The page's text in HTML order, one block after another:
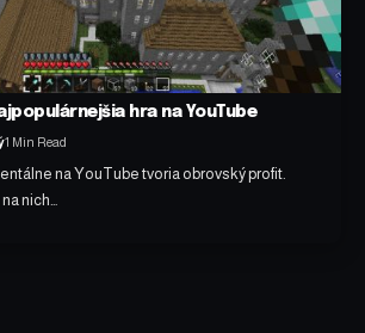
hra na YouTube
1 Min Read
na YouTube tvoria obrovský profit.
nich…